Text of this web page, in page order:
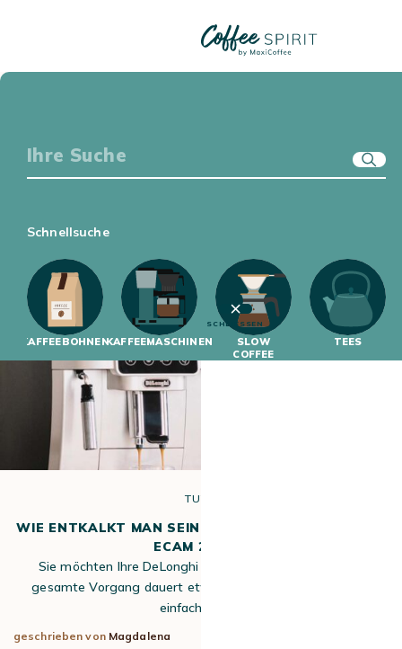
SCHLIESSEN
Schnellsuche
KAFFEEBOHNENKAFFEEMASCHINEN
SLOW
COFFEE
TEES
Wählen Sie eine Kategorie aus
15 ARTIKEL
TUTO
WIE ENTKALKT MAN SEINE DELONGHI MAGNIFICA S
ECAM 22.110?
Sie möchten Ihre DeLonghi Magnifica S entkalken? Der
gesamte Vorgang dauert etwa 30 bis 45 Minuten und ist
einfacher als…
geschrieben von Magdalena